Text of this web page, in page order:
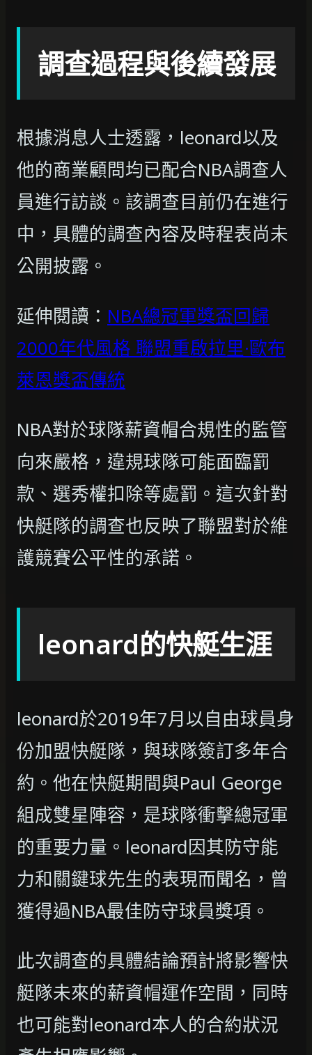
調查過程與後續發展
根據消息人士透露，leonard以及
他的商業顧問均已配合NBA調查人
員進行訪談。該調查目前仍在進行
中，具體的調查內容及時程表尚未
公開披露。
延伸閱讀： NBA總冠軍獎盃回歸
2000年代風格 聯盟重啟拉里·歐布
萊恩獎盃傳統
NBA對於球隊薪資帽合規性的監管
向來嚴格，違規球隊可能面臨罰
款、選秀權扣除等處罰。這次針對
快艇隊的調查也反映了聯盟對於維
護競賽公平性的承諾。
leonard的快艇生涯
leonard於2019年7月以自由球員身
份加盟快艇隊，與球隊簽訂多年合
約。他在快艇期間與Paul George
組成雙星陣容，是球隊衝擊總冠軍
的重要力量。leonard因其防守能
力和關鍵球先生的表現而聞名，曾
獲得過NBA最佳防守球員獎項。
此次調查的具體結論預計將影響快
艇隊未來的薪資帽運作空間，同時
也可能對leonard本人的合約狀況